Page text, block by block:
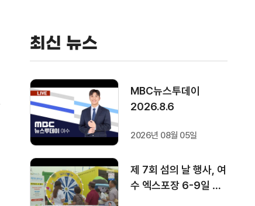
최신 뉴스
MBC뉴스투데이
2026.8.6
2026년 08월 05일
제 7회 섬의 날 행사, 여
수 엑스포장 6-9일 개